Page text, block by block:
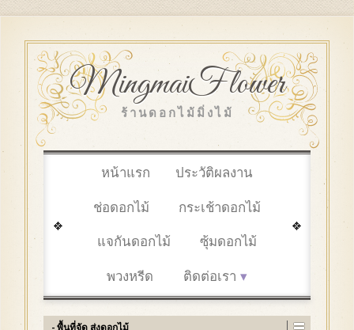
MingmaiFlower
ร้านดอกไม้มิ่งไม้
หน้าแรก
ประวัติผลงาน
ช่อดอกไม้
กระเช้าดอกไม้
แจกันดอกไม้
ซุ้มดอกไม้
พวงหรีด
ติดต่อเรา
- พื้นที่จัด ส่งดอกไม้